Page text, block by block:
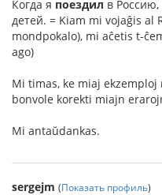
Когда я поездил в Россию,
детей. = Kiam mi vojaĝis
mondpokalo), mi aĉetis t-
ago)
Mi timas, ke miaj ekzemploj
bonvole korekti miajn
Mi antaŭdankas.
sergejm (Показать профиль)